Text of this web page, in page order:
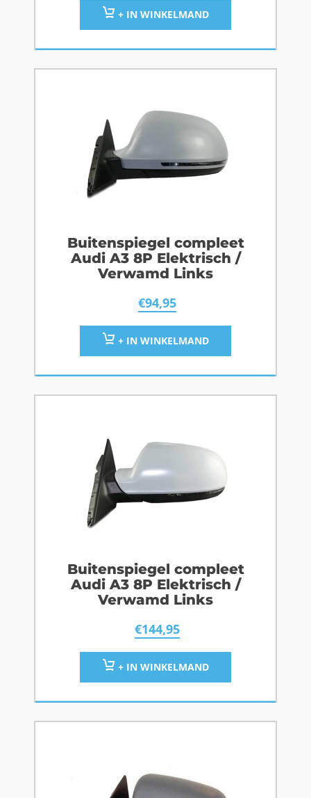
+ IN WINKELMAND
Buitenspiegel compleet
Audi A3 8P Elektrisch /
Verwamd Links
€94,95
+ IN WINKELMAND
Buitenspiegel compleet
Audi A3 8P Elektrisch /
Verwamd Links
€144,95
+ IN WINKELMAND